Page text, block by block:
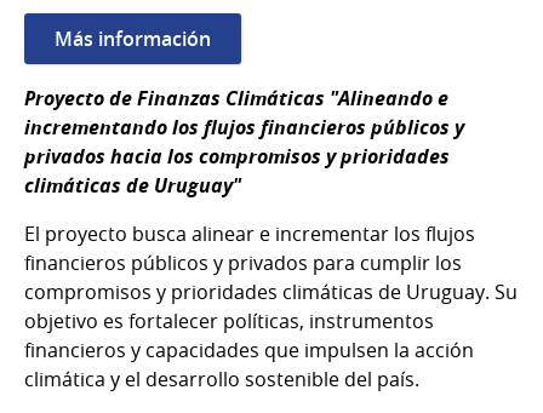
Más información
Proyecto de Finanzas Climáticas "Alineando e
incrementando los flujos financieros públicos y
privados hacia los compromisos y prioridades
climáticas de Uruguay"
El proyecto busca alinear e incrementar los flujos
financieros públicos y privados para cumplir los
compromisos y prioridades climáticas de Uruguay. Su
objetivo es fortalecer políticas, instrumentos
financieros y capacidades que impulsen la acción
climática y el desarrollo sostenible del país.